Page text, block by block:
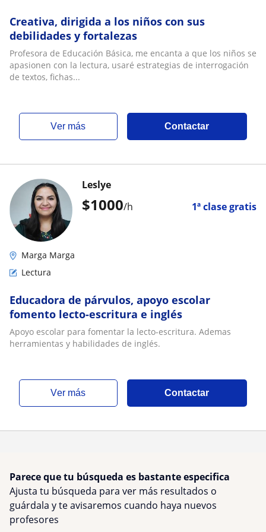
Creativa, dirigida a los niños con sus
debilidades y fortalezas
Profesora de Educación Básica, me encanta a que los niños se
apasionen con la lectura, usaré estrategias de interrogación
de textos, fichas...
ver más Contactar
$1000/h 1ª clase gratis
Leslye
Marga Marga
Lectura
Educadora de párvulos, apoyo escolar
fomento lecto-escritura e inglés
Apoyo escolar para fomentar la lecto-escritura. Ademas
herramientas y habilidades de inglés.
ver más Contactar
Parece que tu búsqueda es bastante especifica
Ajusta tu búsqueda para ver más resultados o
guárdala y te avisaremos cuando haya nuevos
profesores